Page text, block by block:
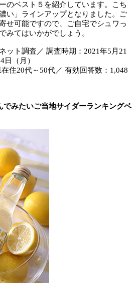
のベスト５を紹介しています。こち
い」ラインアップとなりました。ご
せ可能ですので、ご自宅でシュワっ
みてはいかがでしょう。
ット調査／ 調査時期：2021年5月21
日（月）
住20代～50代／ 有効回答数：1,048
でみたいご当地サイダーランキングベ